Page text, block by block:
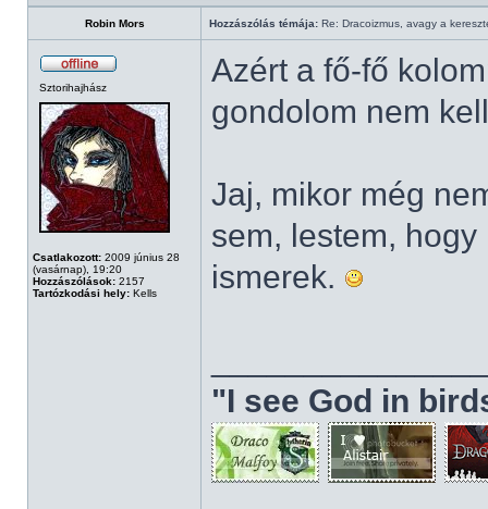
Robin Mors Hozzászólás témája: Re: Dracoizmus, avagy a
Sztorihajhász
Csatlakozott: 2009 június 28
(vasárnap), 19:20
Hozzászólások: 2157
Tartózkodási hely: Kells
Azért a fő-fő
gondolom nem
Jaj, mikor még
sem, lestem,
ismerek.
"I see God in